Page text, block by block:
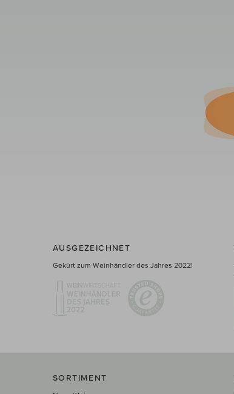
AUSGEZEICHNET
Gekürt zum Weinhändler des Jahres 2022!
SORTIMENT